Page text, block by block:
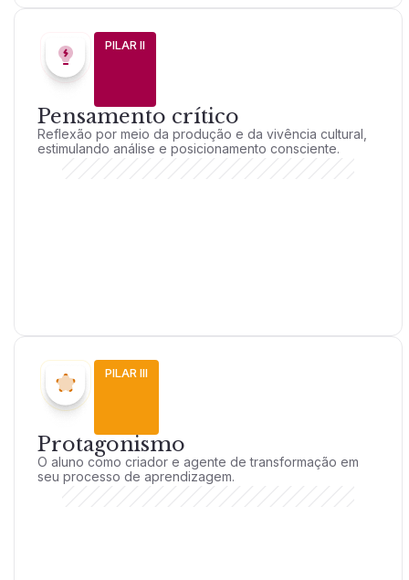
PILAR II
Pensamento crítico
Reflexão por meio da produção e da vivência cultural,
estimulando análise e posicionamento consciente.
PILAR III
Protagonismo
O aluno como criador e agente de transformação em
seu processo de aprendizagem.